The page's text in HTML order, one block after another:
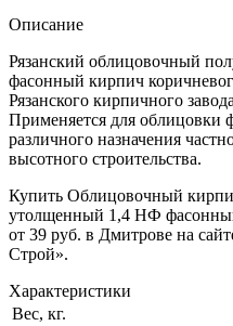
Описание
Рязанский облицовочный
фасонный кирпич
Рязанского кирпичного
Применяется для облицовки
различного назначения
высотного строительства.
Купить Облицовочный
утолщенный 1,4 НФ
от 39 руб. в Дмитрове на
Строй».
Характеристики
Вес, кг.